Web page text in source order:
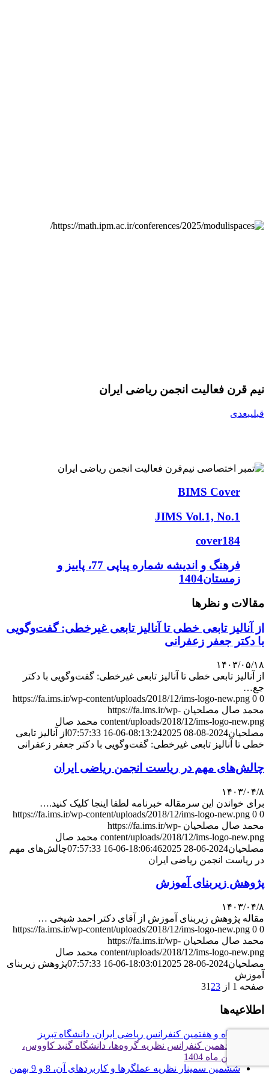
نیم قرن فعالیت انجمن ریاضی ایران
قبلیبعدی
BIMS Cover
JIMS Vol.1, No.1
cover184
فرهنگ و اندیشه شماره پیاپی 77، پاییز و
زمستان1404
مقالات و نظرها
از آنالیز تابعی خطی تا آنالیز تابعی غیرخطی: گفت‌وگویی
با دکتر جعفر زعفرانی
۱۴۰۳/۰۵/۱۸
از آنالیز تابعی خطی تا آنالیز تابعی غیرخطی: گفت‌وگویی با دکتر
جع…
https://fa.ims.ir/wp-content/uploads/2018/12/ims-logo-new.png 0 0
محمد صال مصلحیان https://fa.ims.ir/wp-
content/uploads/2018/12/ims-logo-new.png محمد صال
مصلحیان2024-08-08 08:13:24
2025-06-16 07:57:33
از آنالیز تابعی
خطی تا آنالیز تابعی غیرخطی: گفت‌وگویی با دکتر جعفر زعفرانی
چالش‌های مهم در ریاست انجمن ریاضی ایران
۱۴۰۳/۰۴/۸
برای خواندن این سرمقاله خبرنامه لطفا اینجا کلیک کنید.…
https://fa.ims.ir/wp-content/uploads/2018/12/ims-logo-new.png 0 0
محمد صال مصلحیان https://fa.ims.ir/wp-
content/uploads/2018/12/ims-logo-new.png محمد صال
مصلحیان2024-06-28 18:06:46
2025-06-16 07:57:33
چالش‌های مهم
در ریاست انجمن ریاضی ایران
پژوهش زیربنای آموزش
۱۴۰۳/۰۴/۸
مقاله پژوهش زیربنای آموزش از آقای دکتر احمد شیخی …
https://fa.ims.ir/wp-content/uploads/2018/12/ims-logo-new.png 0 0
محمد صال مصلحیان https://fa.ims.ir/wp-
content/uploads/2018/12/ims-logo-new.png محمد صال
مصلحیان2024-06-28 18:03:01
2025-06-16 07:57:33
پژوهش زیربنای
آموزش
صفحه 1 از 3
1 23
اطلاعیه‌ها
پنجاه و هفتمین کنفرانس ریاضی ایران، دانشگاه تبریز
هجدهمین کنفرانس نظریه گروه‌ها، دانشگاه گنبد کاووس،
بهمن ماه 1404
ششمین سمینار نظریه عملگرها و کاربردهای آن، 8 و 9 بهمن